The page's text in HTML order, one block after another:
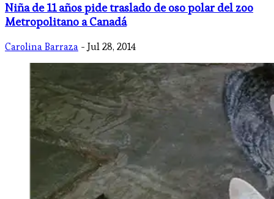
Niña de 11 años pide traslado de oso polar del zoo
Metropolitano a Canadá
Carolina Barraza - Jul 28, 2014